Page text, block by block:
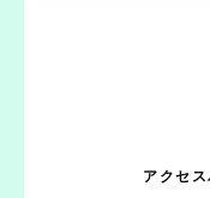
アクセ